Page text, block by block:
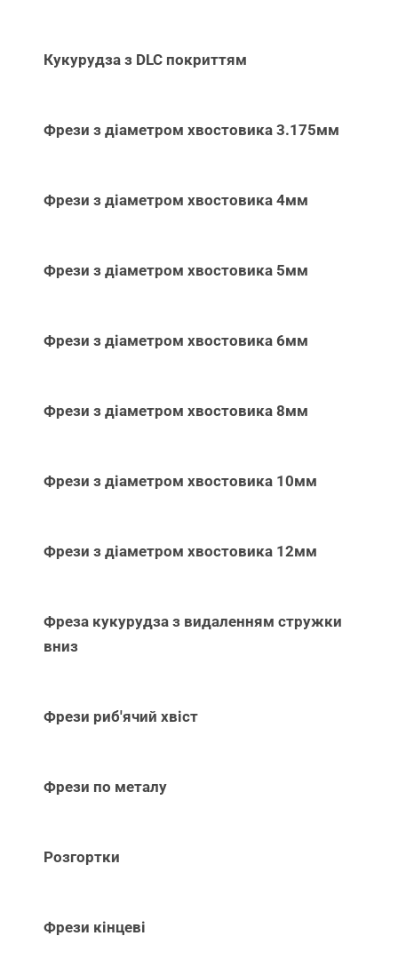
Кукурудза з DLC покриттям
Фрези з діаметром хвостовика 3.175мм
Фрези з діаметром хвостовика 4мм
Фрези з діаметром хвостовика 5мм
Фрези з діаметром хвостовика 6мм
Фрези з діаметром хвостовика 8мм
Фрези з діаметром хвостовика 10мм
Фрези з діаметром хвостовика 12мм
Фреза кукурудза з видаленням стружки
вниз
Фрези риб'ячий хвіст
Фрези по металу
Розгортки
Фрези кінцеві